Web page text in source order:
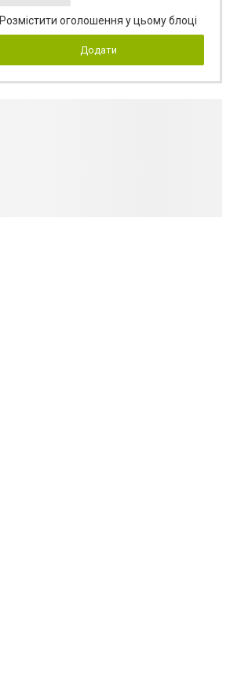
Розмістити оголошення у цьому блоці
Додати